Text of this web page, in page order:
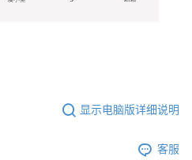
显示电脑版详细说明
客服